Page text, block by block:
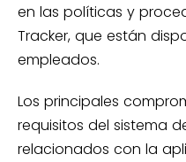
en las políticas y
Tracker, que están
empleados.
Los principales
requisitos del sistema
relacionados con la